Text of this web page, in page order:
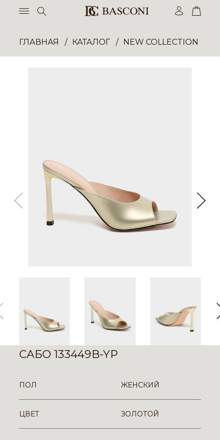
ГЛАВНАЯ КАТАЛОГ NEW COLLECTION
САБО 133449B-YP
ПОЛ ЖЕНСКИЙ
ЦВЕТ ЗОЛОТОЙ